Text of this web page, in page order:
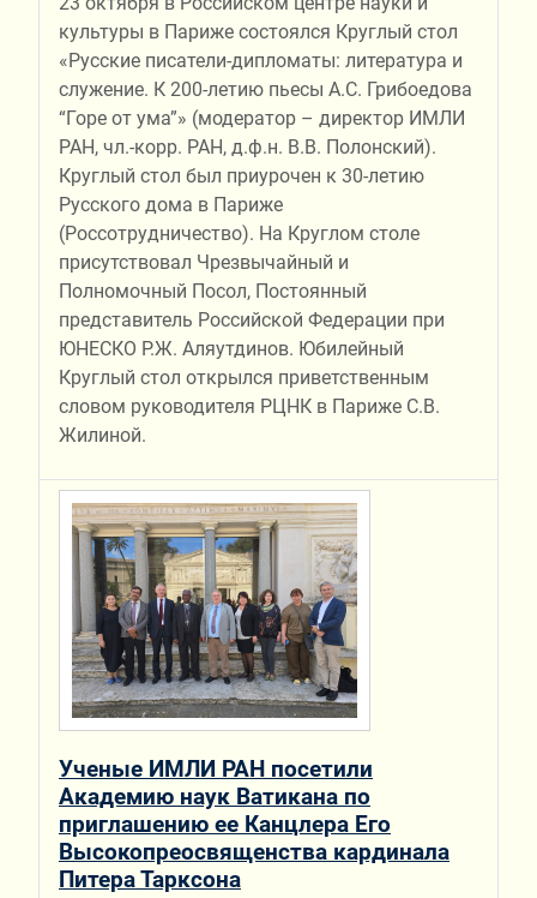
культуры в Париже состоялся Круглый стол
«Русские писатели-дипломаты: литература и
служение. К 200-летию пьесы А.С. Грибоедова
“Горе от ума”» (модератор – директор ИМЛИ
РАН, чл.-корр. РАН, д.ф.н. В.В. Полонский).
Круглый стол был приурочен к 30-летию
Русского дома в Париже
(Россотрудничество). На Круглом столе
присутствовал Чрезвычайный и
Полномочный Посол, Постоянный
представитель Российской Федерации при
ЮНЕСКО Р.Ж. Аляутдинов. Юбилейный
Круглый стол открылся приветственным
словом руководителя РЦНК в Париже С.В.
Жилиной.
Ученые ИМЛИ РАН посетили
Академию наук Ватикана по
приглашению ее Канцлера Его
Высокопреосвященства кардинала
Питера Тарксона